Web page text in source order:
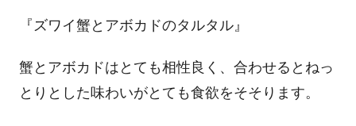
『ズワイ蟹とアボカドのタルタル』
蟹とアボカドはとても相性良く、合わせるとねっ
とりとした味わいがとても食欲をそそります。